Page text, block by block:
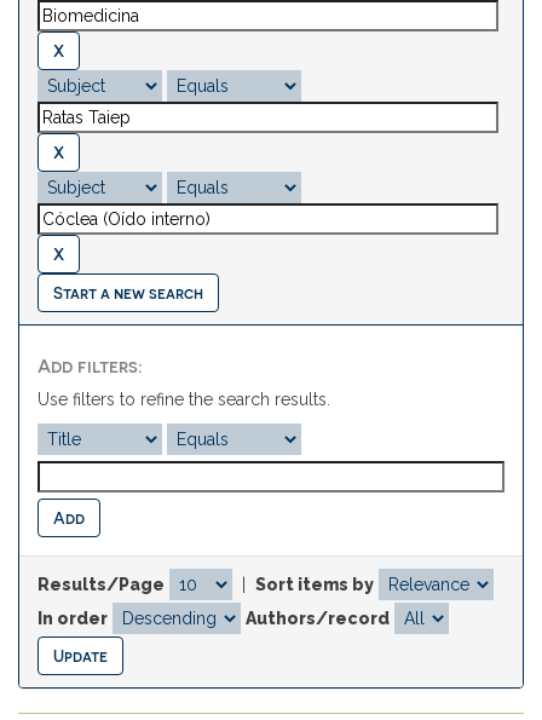
Start a new search
Add filters:
Use filters to refine the search results.
Results/Page
Sort items by
In order
Authors/record